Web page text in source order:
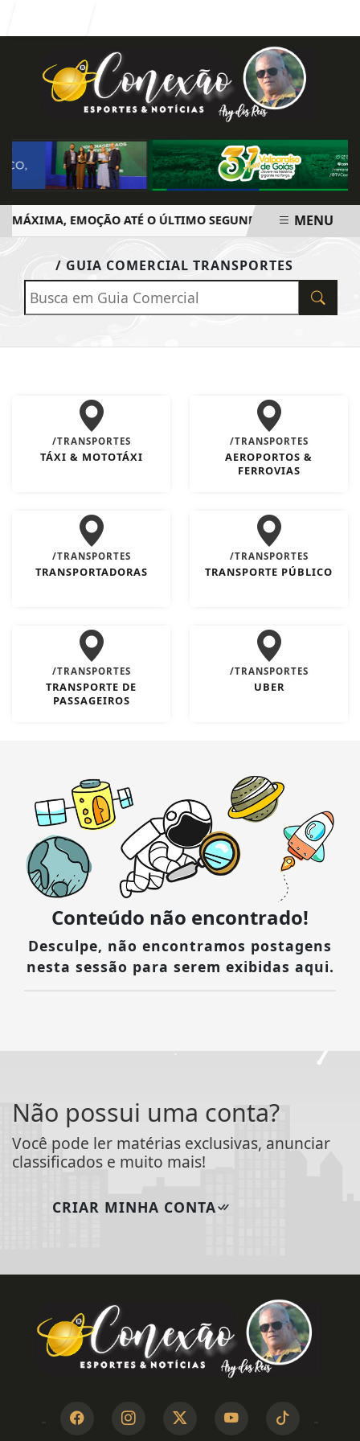
MÁXIMA, EMOÇÃO ATÉ O ÚLTIMO SEGUNDO E POLÊMICA.
MENU
/ GUIA COMERCIAL TRANSPORTES
/TRANSPORTES
TÁXI & MOTOTÁXI
/TRANSPORTES
AEROPORTOS &
FERROVIAS
/TRANSPORTES
TRANSPORTADORAS
/TRANSPORTES
TRANSPORTE PÚBLICO
/TRANSPORTES
TRANSPORTE DE
PASSAGEIROS
/TRANSPORTES
UBER
Conteúdo não encontrado!
Desculpe, não encontramos postagens
nesta sessão para serem exibidas aqui.
Não possui uma conta?
Você pode ler matérias exclusivas, anunciar
classificados e muito mais!
CRIAR MINHA CONTA